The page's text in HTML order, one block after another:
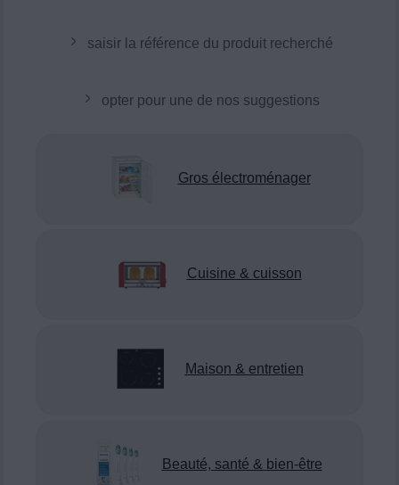
saisir la référence du produit recherché
opter pour une de nos suggestions
Gros électroménager
Cuisine & cuisson
Maison & entretien
Beauté, santé & bien-être